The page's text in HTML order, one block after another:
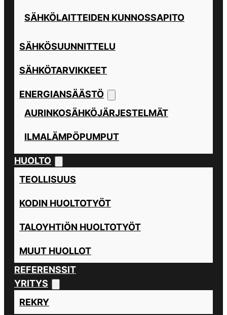
SÄHKÖLAITTEIDEN KUNNOSSAPITO
SÄHKÖSUUNNITTELU
SÄHKÖTARVIKKEET
ENERGIANSÄÄSTÖ
AURINKOSÄHKÖJÄRJESTELMÄT
ILMALÄMPÖPUMPUT
HUOLTO
TEOLLISUUS
KODIN HUOLTOTYÖT
TALOYHTIÖN HUOLTOTYÖT
MUUT HUOLLOT
REFERENSSIT
YRITYS
REKRY